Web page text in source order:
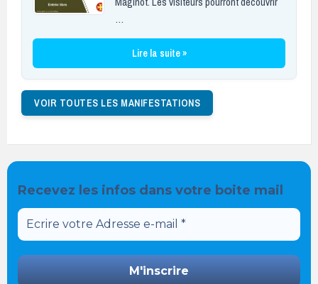
…
Lire la suite »
VOIR TOUTES LES MANIFESTATIONS
Recevez les infos dans votre boite mail